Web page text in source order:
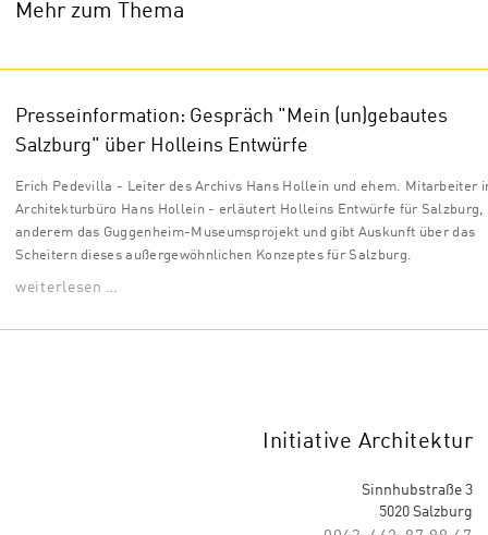
Mehr zum Thema
Presseinformation: Gespräch "Mein (un)gebautes
Salzburg" über Holleins Entwürfe
Erich Pedevilla - Leiter des Archivs Hans Hollein und ehem. Mitarbeiter
Architekturbüro Hans Hollein - erläutert Holleins Entwürfe für Salzburg,
anderem das Guggenheim-Museumsprojekt und gibt Auskunft über das
Scheitern dieses außergewöhnlichen Konzeptes für Salzburg.
weiterlesen …
Initiative Architektur
Sinnhubstraße 3
5020 Salzburg